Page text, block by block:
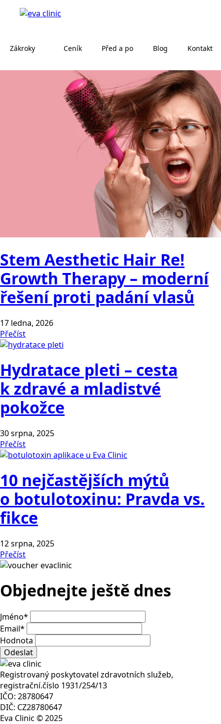
Zákroky Ceník Před a po Blog Kontakt
Stem Aesthetic Hair Re!
Growth Therapy – moderní
řešení proti padání vlasů
17 ledna, 2026
Přečíst
Hydratace pleti – cesta
k zdravé a mladistvé
pokožce
30 srpna, 2025
Přečíst
10 nejčastějších mýtů
o botulotoxinu: Pravda vs.
fikce
12 srpna, 2025
Přečíst
Objednejte ještě dnes
Jméno*
Email*
Hodnota
Odeslat
Registrovaný poskytovatel zdravotních služeb,
registrační.číslo 1931/254/13
IČO: 28780647
DIČ: CZ28780647
Eva Clinic © 2025